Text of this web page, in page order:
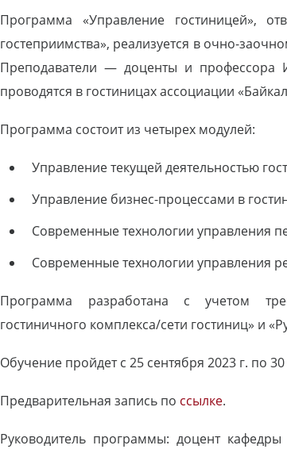
Программа «Управление гостиницей»,
гостеприимства», реализуется в очно-
Преподаватели — доценты и профессора
проводятся в гостиницах ассоциации
Программа состоит из четырех модулей:
Управление текущей деятельностью
Управление бизнес-процессами в
Современные технологии управления
Современные технологии управления
Программа разработана с учетом
гостиничного комплекса/сети гостиниц» и
Обучение пройдет с 25 сентября 2023 г. по
Предварительная запись по ссылке.
Руководитель программы: доцент